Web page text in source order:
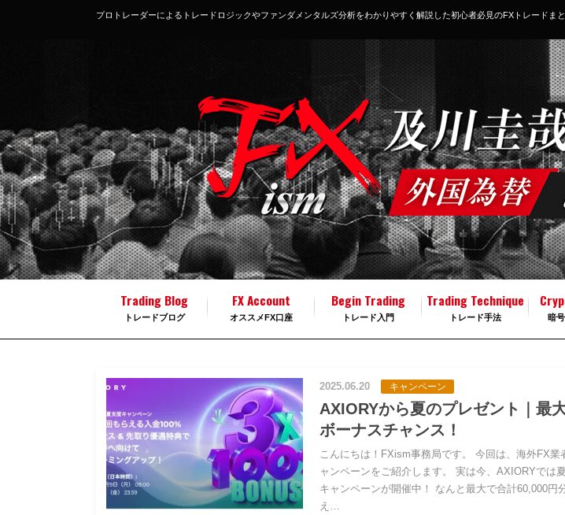
プロトレーダーによるトレードロジックやファンダメンタルズ分析をわかりやすく解説した初心者必見のFXトレードまと
トレードブログ
Trading Blog
オススメFX口座
FX Account
トレード入門
Begin Trading
トレード手法
Trading Technique
暗
2025.06.20 キャンペーン
AXIORYから夏のプレゼント｜最
ボーナスチャンス！
こんにちは！FXism事務局です。 今回は、海外FX業
ャンペーンをご紹介します。 実は今、AXIORYでは
キャンペーンが開催中！ なんと最大で合計60,000円
え…